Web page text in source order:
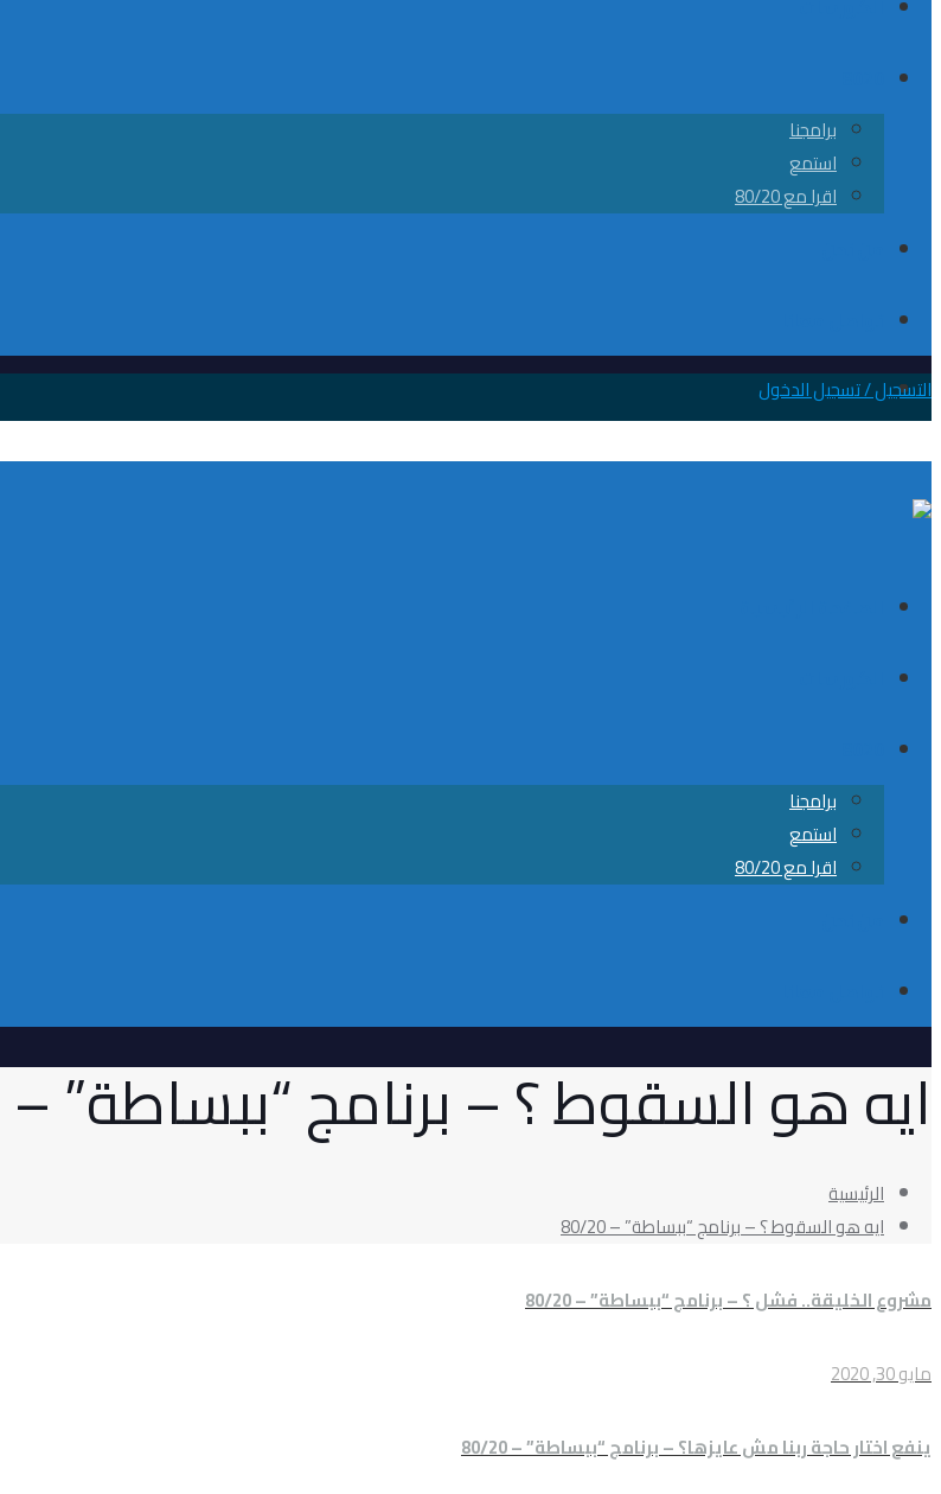
برامجنا
استمع
اقرا مع 80/20
التسجيل / تسجيل الدخول
برامجنا
استمع
اقرا مع 80/20
ايه هو السقوط ؟ – برنامج “ببساطة” – 80/20
الرئيسية
ايه هو السقوط ؟ – برنامج “ببساطة” – 80/20
مشروع الخليقة.. فشل ؟ – برنامج “ببساطة” – 80/20
مايو 30, 2020
ينفع اختار حاجة ربنا مش عايزها؟ – برنامج “ببساطة” – 80/20